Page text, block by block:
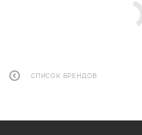
СПИСОК БРЕНДОВ